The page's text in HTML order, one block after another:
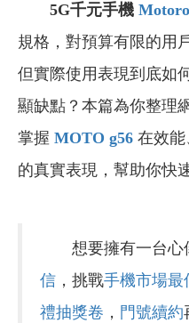
5G千元手機
規格，對預算有限的用
但實際使用表現到底如
顯缺點？本篇為你整理
掌握 MOTO g56 在效能
的真實表現，幫助你快
想要擁有一台心
信 ，挑戰手機市場最
禮抽獎卷 ， 門號續約